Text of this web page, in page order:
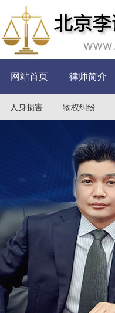
网站首页 律师简介
人身损害 物权纠纷